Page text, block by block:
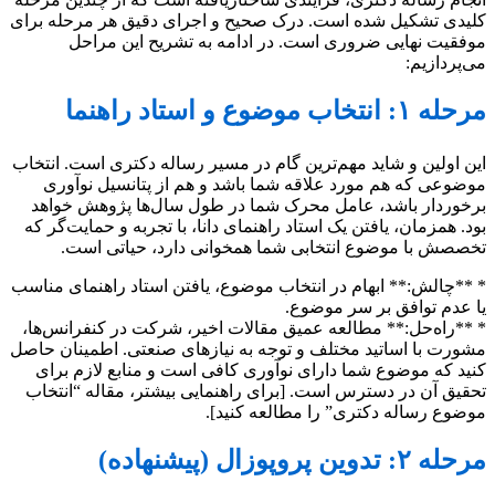
کلیدی تشکیل شده است. درک صحیح و اجرای دقیق هر مرحله برای
موفقیت نهایی ضروری است. در ادامه به تشریح این مراحل
می‌پردازیم:
مرحله ۱: انتخاب موضوع و استاد راهنما
این اولین و شاید مهم‌ترین گام در مسیر رساله دکتری است. انتخاب
موضوعی که هم مورد علاقه شما باشد و هم از پتانسیل نوآوری
برخوردار باشد، عامل محرک شما در طول سال‌ها پژوهش خواهد
بود. همزمان، یافتن یک استاد راهنمای دانا، با تجربه و حمایت‌گر که
تخصصش با موضوع انتخابی شما همخوانی دارد، حیاتی است.
* **چالش:** ابهام در انتخاب موضوع، یافتن استاد راهنمای مناسب
یا عدم توافق بر سر موضوع.
* **راه‌حل:** مطالعه عمیق مقالات اخیر، شرکت در کنفرانس‌ها،
مشورت با اساتید مختلف و توجه به نیازهای صنعتی. اطمینان حاصل
کنید که موضوع شما دارای نوآوری کافی است و منابع لازم برای
تحقیق آن در دسترس است. [برای راهنمایی بیشتر، مقاله “انتخاب
موضوع رساله دکتری” را مطالعه کنید].
مرحله ۲: تدوین پروپوزال (پیشنهاده)